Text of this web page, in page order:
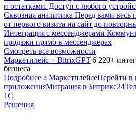
и остатками. Доступ с любого
Сквозная аналитика Перед вами весь
от первого визита на сайт до
Интеграция с мессенджерами
продажи прямо в мессенджерах
Смотреть все возможности
Маркетплейс + BitrixGPT 6 220+
бизнеса
Подробнее о МаркетплейсеПерейти в
приложенияМиграция в Битрикс24
1С
Решения